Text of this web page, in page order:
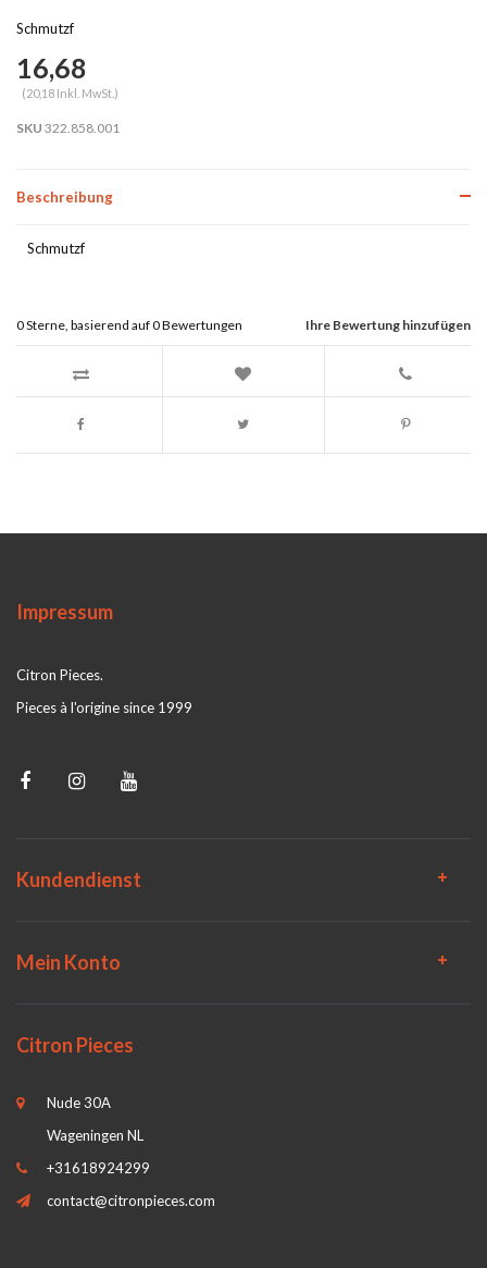
Schmutzf
16,68
(20,18 Inkl. MwSt.)
SKU 322.858.001
Beschreibung
Schmutzf
Ihre Bewertung hinzufügen
0Sterne, basierend auf0Bewertungen
Impressum
Citron Pieces.
Pieces à l'origine since 1999
Kundendienst
Mein Konto
Citron Pieces
Nude 30A
Wageningen NL
+31618924299
contact@citronpieces.com